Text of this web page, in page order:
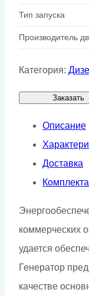
Тип запуска
Производитель
Категория:
Заказать
Описание
Доставка
коммерческих
удается
Генератор
качестве